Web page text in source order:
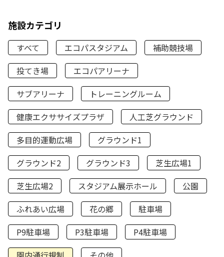
施設カテゴリ
すべて エコパスタジアム
補助競技場
投てき場
エコパアリーナ
サブアリーナ
トレーニングルーム
健康エクササイズプラザ
人工芝グラウンド
多目的運動広場
グラウンド1
グラウンド2
グラウンド3
芝生広場1
芝生広場2
スタジアム展示ホール
公園
ふれあい広場
花の郷
駐車場
P9駐車場
P3駐車場
P4駐車場